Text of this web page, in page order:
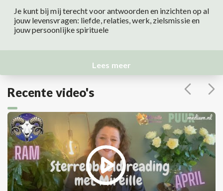
Je kunt bij mij terecht voor antwoorden en inzichten op al
jouw levensvragen: liefde, relaties, werk, zielsmissie en
jouw persoonlijke spirituele
Lees meer
Recente video's